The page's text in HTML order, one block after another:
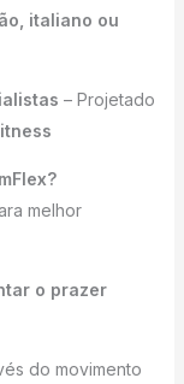
italiano ou
– Projetado
melhor
o prazer
do movimento